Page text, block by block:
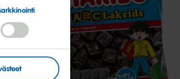
Lakrids